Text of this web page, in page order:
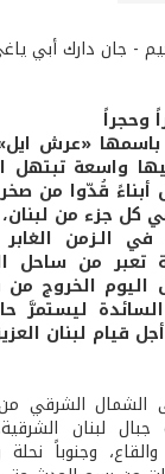
- جان دارك أبي
وحجراً
«عرش
واسعة
قُدّوا من
كل جزء من
في الـزمن
تعبر من ساحل
اليوم الخروج
ليستمرَّ
قيام لبنان
الشرقي
لبنان
وجنوباً نحلة